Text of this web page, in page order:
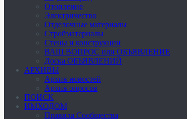
Отопление
Электричество
Отделочные материалы
Стройматериалы
Стены и конструкции
ВАШ ВОПРОС или ОБЪЯВЛЕНИЕ
Доска ОБЪЯВЛЕНИЙ
АРХИВЫ
Архив новостей
Архив опросов
ПОИСК
ИМХОДОМ
Правила Сообщества